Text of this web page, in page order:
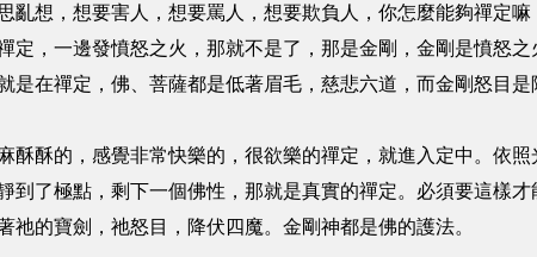
亂想，想要害人，想要罵人，想要欺負人，你怎麼能夠禪定
，一邊發憤怒之火，那就不是了，那是金剛，金剛是憤怒之
在禪定，佛、菩薩都是低著眉毛，慈悲六道，而金剛怒目是
酥的，感覺非常快樂的，很欲樂的禪定，就進入定中。依照
了極點，剩下一個佛性，那就是真實的禪定。必須要這樣才
的寶劍，祂怒目，降伏四魔。金剛神都是佛的護法。